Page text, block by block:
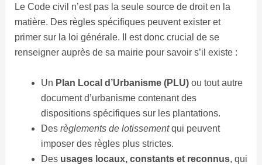
Le Code civil n’est pas la seule source de droit en la
matière. Des règles spécifiques peuvent exister et
primer sur la loi générale. Il est donc crucial de se
renseigner auprès de sa mairie pour savoir s’il existe :
Un Plan Local d’Urbanisme (PLU)ou tout autre
document d’urbanisme contenant des
dispositions spécifiques sur les plantations.
Des règlements de lotissementqui peuvent
imposer des règles plus strictes.
Des usages locaux, constants et reconnus, qui